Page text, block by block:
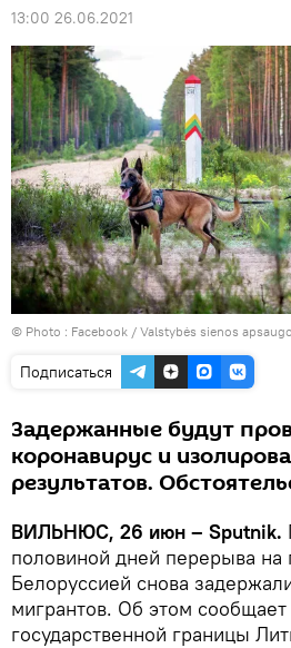
13:00 26.06.2021
© Photo : Facebook / Valstybės sienos
Подписаться
Задержанные будут
коронавирус и
результатов.
ВИЛЬНЮС, 26 июн – Sputnik.
половиной дней перерыва на
Белоруссией снова
мигрантов. Об этом
государственной границы